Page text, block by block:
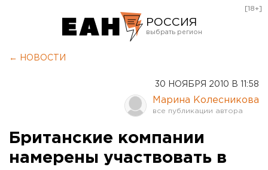
РОССИЯ
Оренбург
[18+]
← НОВОСТИ
30 НОЯБРЯ 2010 В 11:58
Марина Колесникова
Британские компании
намерены участвовать в